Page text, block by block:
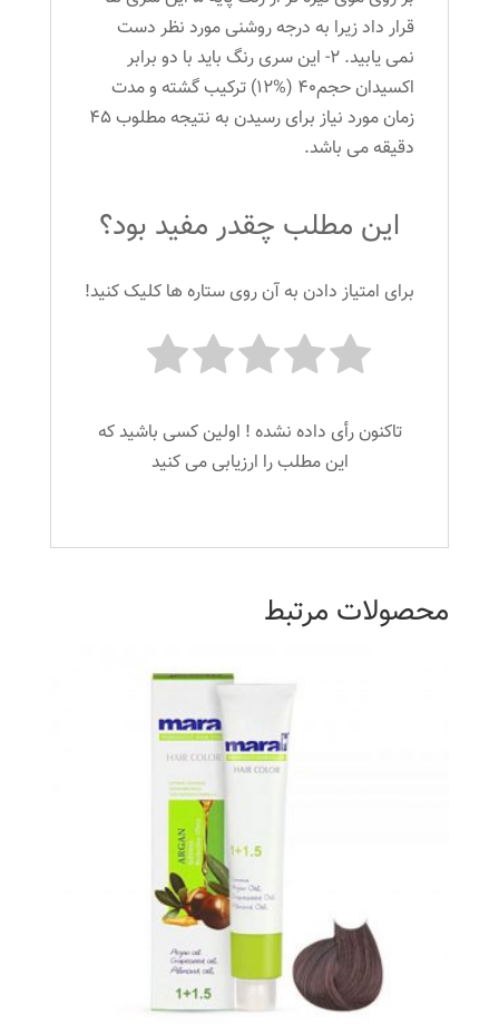
قرار داد زیرا به درجه روشنی مورد نظر دست
نمی یابید. 2- این سری رنگ باید با دو برابر
اکسیدان حجم40 (%12) ترکیب گشته و مدت
زمان مورد نیاز برای رسیدن به نتیجه مطلوب 45
دقیقه می باشد.
این مطلب چقدر مفید بود؟
برای امتیاز دادن به آن روی ستاره ها کلیک کنید!
تاکنون رأی داده نشده ! اولین کسی باشید که
این مطلب را ارزیابی می کنید
محصولات مرتبط